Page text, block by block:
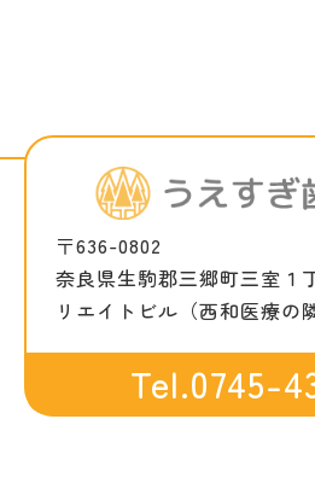
〒636-0802
奈良県生駒郡三郷町三室１
リエイトビル（西和医療の隣
Tel.0745-